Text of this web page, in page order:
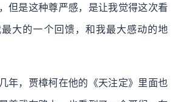
但是这种尊严感，是让我觉得这次看
最大的一个回馈，和我最大感动的地
年，贾樟柯在他的《天注定》里面也